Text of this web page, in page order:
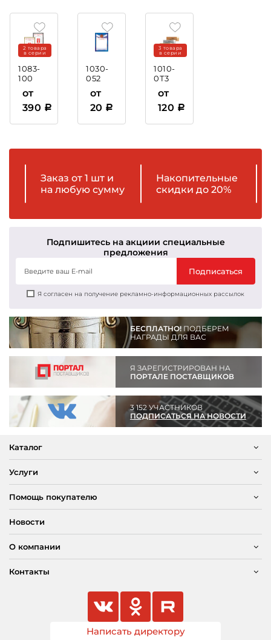
1083-
100
пластиковая
2 товара
в серии
от
390
1030-
052
с
тиснением
от
20
1010-
0Т3
табличка
c
текстом
3 товара
в серии
от
120
Заказ от 1 шт и
на любую сумму
Накопительные
скидки до 20%
Подпишитесь на акциии специальные
предложения
Подписаться
Я согласен на получение рекламно-информационных рассылок
БЕСПЛАТНО!ПОДБЕРЕМ
НАГРАДЫ ДЛЯ ВАС
Я ЗАРЕГИСТРИРОВАН НА
ПОРТАЛЕ ПОСТАВЩИКОВ
3 152 УЧАСТНИКОВ
ПОДПИСАТЬСЯ НА НОВОСТИ
Каталог
Услуги
Помощь покупателю
Новости
О компании
Контакты
Написать директору